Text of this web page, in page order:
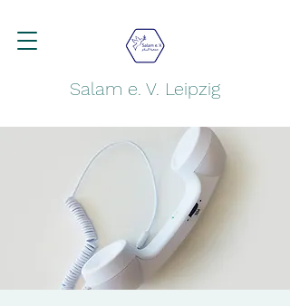
Salam e. V. Leipzig